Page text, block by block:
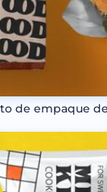
de empaque